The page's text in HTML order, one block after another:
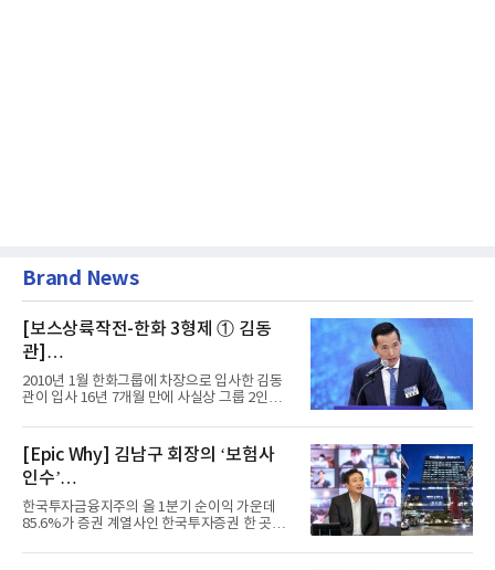
Brand News
[보스상륙작전-한화 3형제 ① 김동
관]
입사 16년 만에 수석부회장 … 경영승
계 ‘초읽기’
2010년 1월 한화그룹에 차장으로 입사한 김동
관이 입사 16년 7개월 만에 사실상 그룹 2인자
[Epic Why] 김남구 회장의 ‘보험사
인수’
발걸음이 신중해진 배경은?
한국투자금융지주의 올 1분기 순이익 가운데
85.6%가 증권 계열사인 한국투자증권 한 곳에